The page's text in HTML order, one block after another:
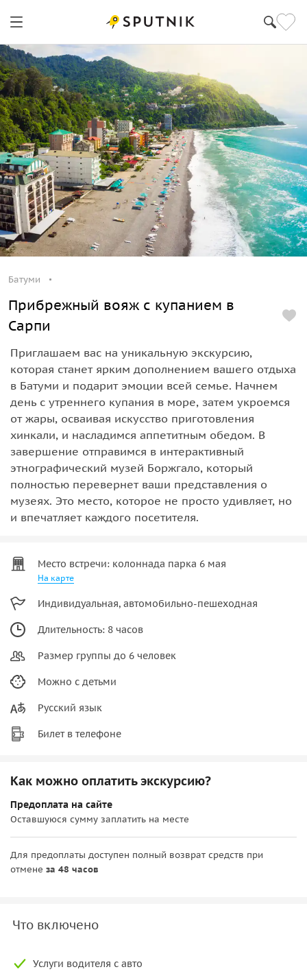
Батуми
Прибрежный вояж с купанием в
Сарпи
Приглашаем вас на уникальную экскурсию,
которая станет ярким дополнением вашего отдыха
в Батуми и подарит эмоции всей семье. Начнем
день с утреннего купания в море, затем укроемся
от жары, осваивая искусство приготовления
хинкали, и насладимся аппетитным обедом. В
завершение отправимся в интерактивный
этнографический музей Боржгало, который
полностью перевернет ваши представления о
музеях. Это место, которое не просто удивляет, но
и впечатляет каждого посетителя.
Место встречи: колоннада парка 6 мая
На карте
Индивидуальная, автомобильно-пешеходная
Длительность: 8 часов
Размер группы до 6 человек
Можно с детьми
Русский язык
Билет в телефоне
Как можно оплатить экскурсию?
Предоплата на сайте
Оставшуюся сумму заплатить на месте
Для предоплаты доступен полный возврат средств при
отмене за 48 часов
Что включено
Услуги водителя с авто